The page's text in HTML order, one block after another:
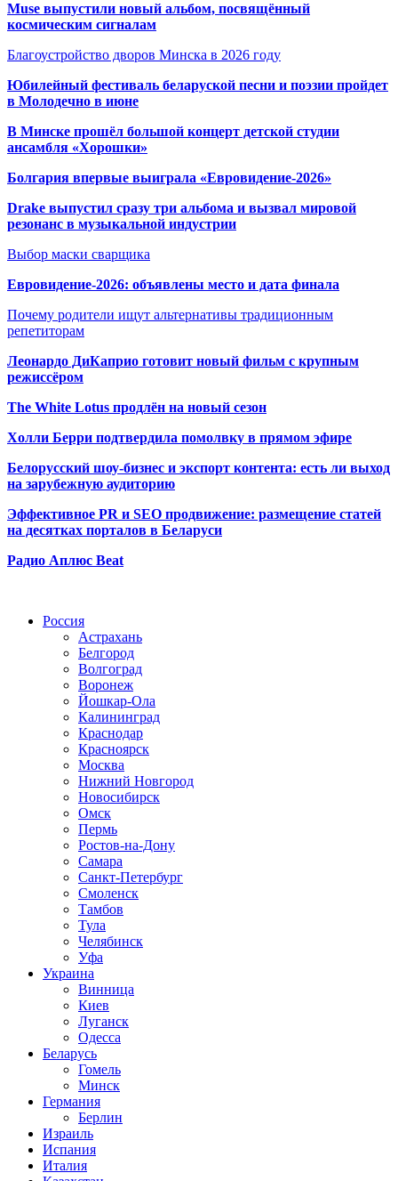
Muse выпустили новый альбом, посвящённый
космическим сигналам
Благоустройство дворов Минска в 2026 году
Юбилейный фестиваль беларуской песни и поэзии пройдет
в Молодечно в июне
В Минске прошёл большой концерт детской студии
ансамбля «Хорошки»
Болгария впервые выиграла «Евровидение-2026»
Drake выпустил сразу три альбома и вызвал мировой
резонанс в музыкальной индустрии
Выбор маски сварщика
Евровидение-2026: объявлены место и дата финала
Почему родители ищут альтернативы традиционным
репетиторам
Леонардо ДиКаприо готовит новый фильм с крупным
режиссёром
The White Lotus продлён на новый сезон
Холли Берри подтвердила помолвку в прямом эфире
Белорусский шоу-бизнес и экспорт контента: есть ли выход
на зарубежную аудиторию
Эффективное PR и SEO продвижение: размещение статей
на десятках порталов в Беларуси
Радио Аплюс Beat
Россия
Астрахань
Белгород
Волгоград
Воронеж
Йошкар-Ола
Калининград
Краснодар
Красноярск
Москва
Нижний Новгород
Новосибирск
Омск
Пермь
Ростов-на-Дону
Самара
Санкт-Петербург
Смоленск
Тамбов
Тула
Челябинск
Уфа
Украина
Винница
Киев
Луганск
Одесса
Беларусь
Гомель
Минск
Германия
Берлин
Израиль
Испания
Италия